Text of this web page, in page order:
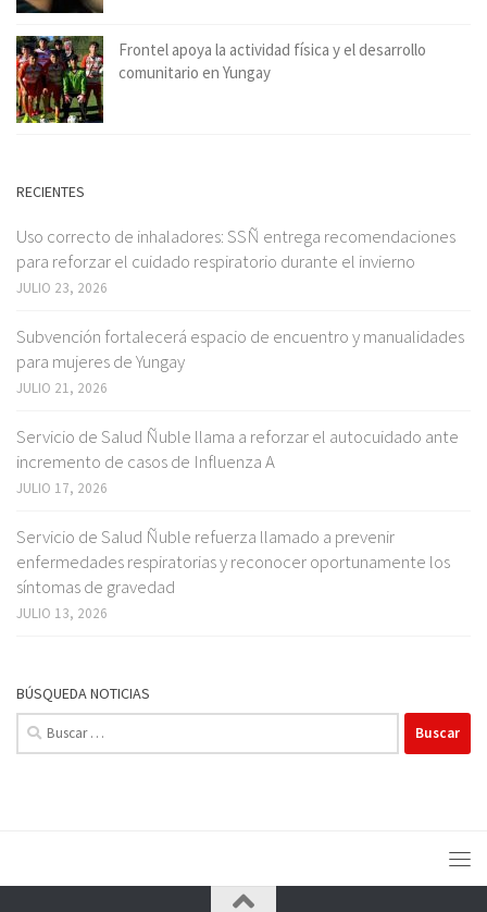
Frontel apoya la actividad física y el desarrollo
comunitario en Yungay
RECIENTES
Uso correcto de inhaladores: SSÑ entrega recomendaciones
para reforzar el cuidado respiratorio durante el invierno
JULIO 23, 2026
Subvención fortalecerá espacio de encuentro y manualidades
para mujeres de Yungay
JULIO 21, 2026
Servicio de Salud Ñuble llama a reforzar el autocuidado ante
incremento de casos de Influenza A
JULIO 17, 2026
Servicio de Salud Ñuble refuerza llamado a prevenir
enfermedades respiratorias y reconocer oportunamente los
síntomas de gravedad
JULIO 13, 2026
BÚSQUEDA NOTICIAS
Buscar: